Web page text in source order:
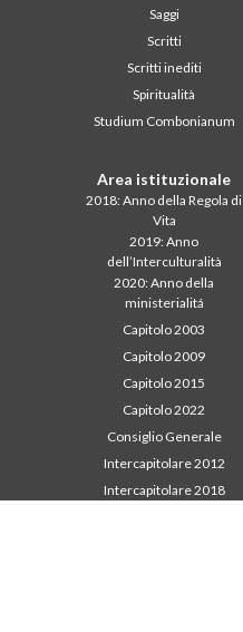
Saggi
Scritti
Scritti inediti
Spiritualità
Studium Combonianum
Area istituzionale
2018: Anno della Regola di
Vita
2019: Anno
dell’Interculturalità
2020: Anno della
ministerialitá
Capitolo 2003
Capitolo 2009
Capitolo 2015
Capitolo 2022
Consiglio Generale
Intercapitolare 2012
Intercapitolare 2018